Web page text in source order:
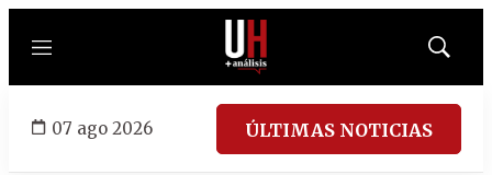
Menú
Mostrar
07 ago 2026 ÚLTIMAS NOTICIAS